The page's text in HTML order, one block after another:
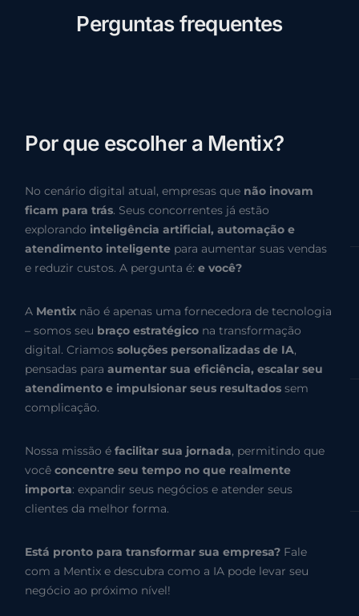
Perguntas frequentes
Por que escolher a Mentix?
No cenário digital atual, empresas que não inovam
ficam para trás. Seus concorrentes já estão
explorando inteligência artificial, automação e
atendimento inteligente para aumentar suas vendas
e reduzir custos. A pergunta é:e você?
A Mentix não é apenas uma fornecedora de tecnologia
– somos seu braço estratégico na transformação
digital. Criamossoluções personalizadas de IA,
pensadas paraaumentar sua eficiência, escalar seu
atendimento e impulsionar seus resultados sem
complicação.
Nossa missão éfacilitar sua jornada, permitindo que
vocêconcentre seu tempo no que realmente
importa: expandir seus negócios e atender seus
clientes da melhor forma.
Está pronto para transformar sua empresa? Fale
com a Mentix e descubra como a IA pode levar seu
negócio ao próximo nível!